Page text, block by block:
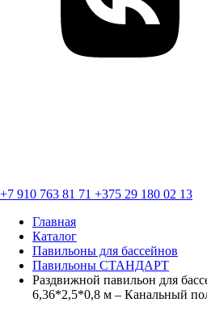
+7 910 763 81 71 +375 29 180 02 13
Главная
Каталог
Павильоны для бассейнов
Павильоны СТАНДАРТ
Раздвижной павильон для
6,36*2,5*0,8 м – Канальный